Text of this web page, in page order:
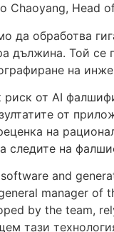
Chaoyang, Head
да обработва
дължина. Той се
на
риск от AI
от
на
следите на
and
manager
by the team,
тази